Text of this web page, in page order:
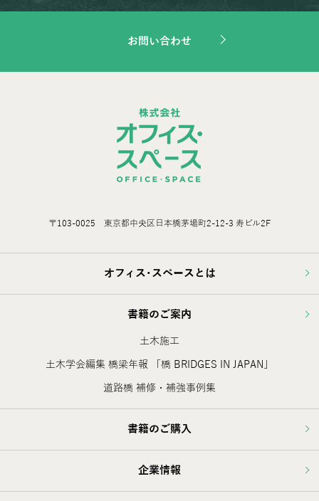
お問い合わせ
〒103-0025 東京都中央区日本橋茅場町2-12-3 寿ビル2F
オフィス･スペースとは
書籍のご案内
土木施工
土木学会編集 橋梁年報 「橋 BRIDGES IN JAPAN」
道路橋 補修・補強事例集
書籍のご購入
企業情報